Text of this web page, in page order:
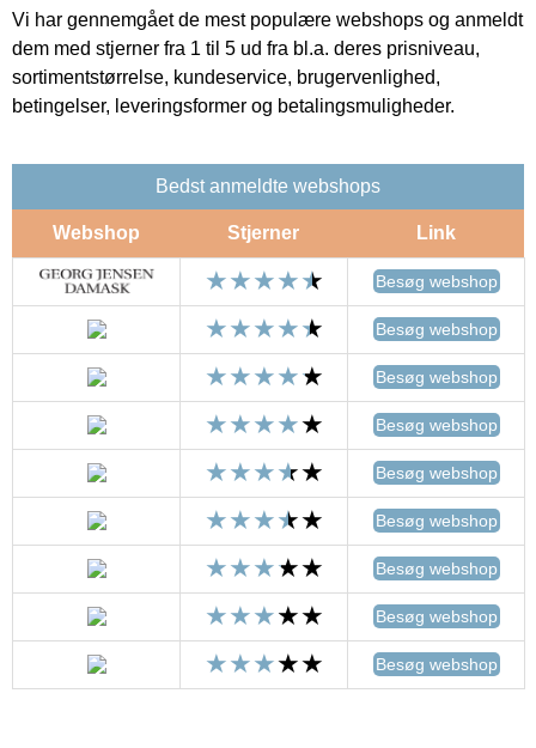
Vi har gennemgået de mest populære webshops og anmeldt
dem med stjerner fra 1 til 5 ud fra bl.a. deres prisniveau,
sortimentstørrelse, kundeservice, brugervenlighed,
betingelser, leveringsformer og betalingsmuligheder.
Bedst anmeldte webshops
Webshop Stjerner Link
Besøg webshop
Besøg webshop
Besøg webshop
Besøg webshop
Besøg webshop
Besøg webshop
Besøg webshop
Besøg webshop
Besøg webshop